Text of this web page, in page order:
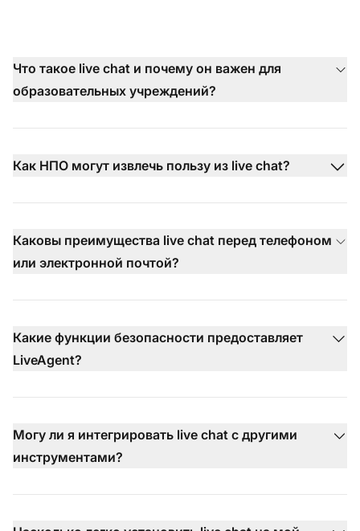
Что такое live chat и почему он важен для
образовательных учреждений?
Как НПО могут извлечь пользу из live chat?
Каковы преимущества live chat перед телефоном
или электронной почтой?
Какие функции безопасности предоставляет
LiveAgent?
Могу ли я интегрировать live chat с другими
инструментами?